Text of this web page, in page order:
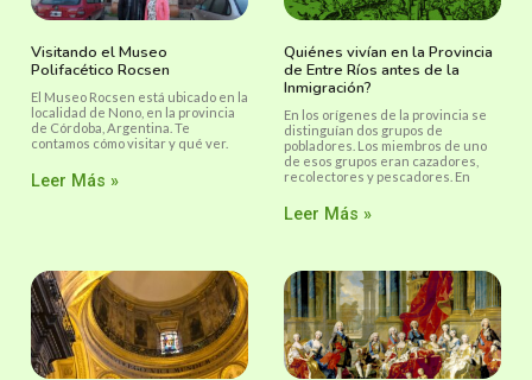
Visitando el Museo
Polifacético Rocsen
El Museo Rocsen está ubicado en la
localidad de Nono, en la provincia
de Córdoba, Argentina. Te
contamos cómo visitar y qué ver.
Leer Más »
Quiénes vivían en la Provincia
de Entre Ríos antes de la
Inmigración?
En los orígenes de la provincia se
distinguían dos grupos de
pobladores. Los miembros de uno
de esos grupos eran cazadores,
recolectores y pescadores. En
Leer Más »